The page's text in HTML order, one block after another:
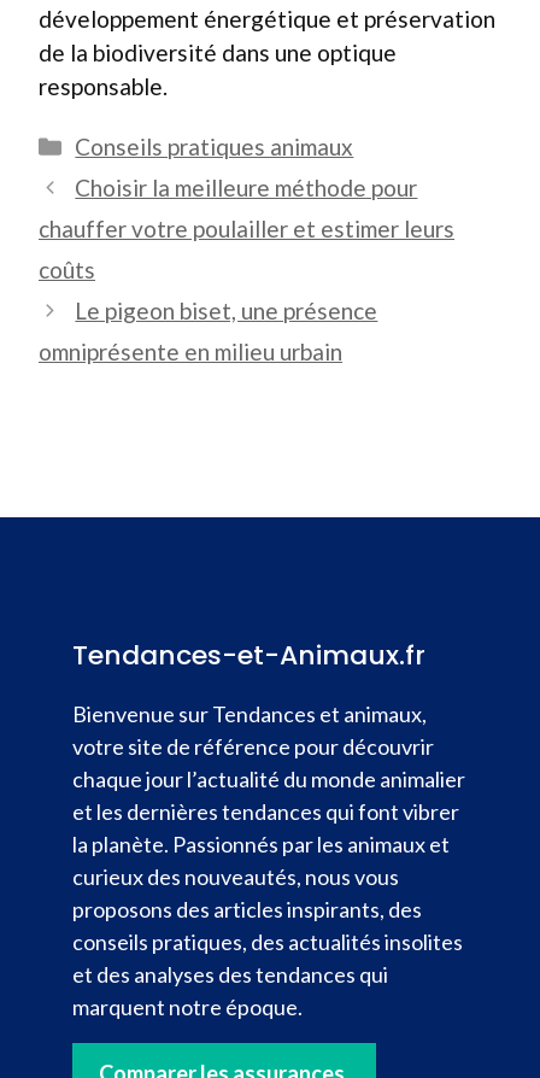
développement énergétique et préservation
de la biodiversité dans une optique
responsable.
Catégories
Conseils pratiques animaux
Choisir la meilleure méthode pour
chauffer votre poulailler et estimer leurs
coûts
Le pigeon biset, une présence
omniprésente en milieu urbain
Tendances-et-Animaux.fr
Bienvenue sur Tendances et animaux,
votre site de référence pour découvrir
chaque jour l’actualité du monde animalier
et les dernières tendances qui font vibrer
la planète. Passionnés par les animaux et
curieux des nouveautés, nous vous
proposons des articles inspirants, des
conseils pratiques, des actualités insolites
et des analyses des tendances qui
marquent notre époque.